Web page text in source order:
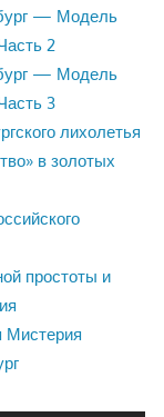
— Модель
2
— Модель
3
лихолетья
в золотых
простоты и
Мистерия